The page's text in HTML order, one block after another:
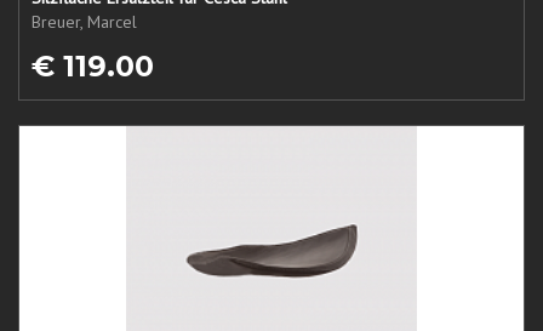
Breuer, Marcel
€ 119.00